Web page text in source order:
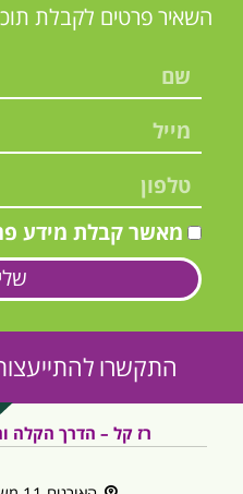
השאיר פרטים לקבלת
מאשר קבלת מידע
התקשרו להתייעצות : 074-745-
רז קל – הדרך הקלה